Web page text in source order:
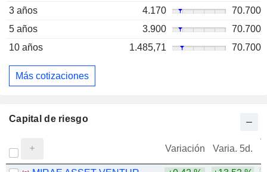
3 años
4.170
70.700
5 años
3.900
70.700
10 años
1.485,71 70.700
Más cotizaciones
Capital de riesgo
Variación Varia. 5d.